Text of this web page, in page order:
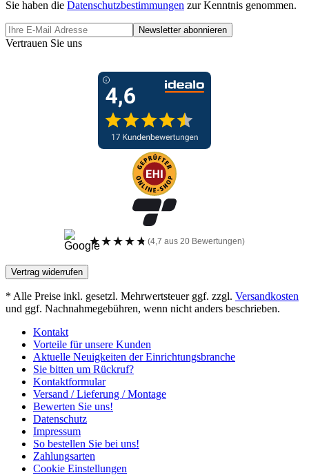
Sie haben die Datenschutzbestimmungen zur Kenntnis genommen.
Newsletter abonnieren
Vertrauen Sie uns
★★★★★
★★★★★ (4,7 aus 20 Bewertungen)
Vertrag widerrufen
* Alle Preise inkl. gesetzl. Mehrwertsteuer ggf. zzgl. Versandkosten
und ggf. Nachnahmegebühren, wenn nicht anders beschrieben.
Kontakt
Vorteile für unsere Kunden
Aktuelle Neuigkeiten der Einrichtungsbranche
Sie bitten um Rückruf?
Kontaktformular
Versand / Lieferung / Montage
Bewerten Sie uns!
Datenschutz
Impressum
So bestellen Sie bei uns!
Zahlungsarten
Cookie Einstellungen